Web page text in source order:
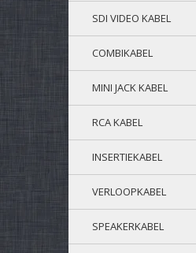
SDI VIDEO KABEL
COMBIKABEL
MINI JACK KABEL
RCA KABEL
INSERTIEKABEL
VERLOOPKABEL
SPEAKERKABEL